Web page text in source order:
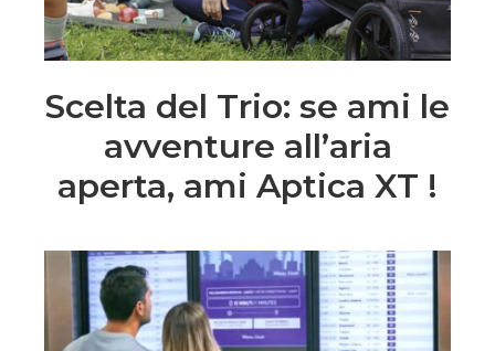
Scelta del Trio: se ami le
avventure all’aria
aperta, ami Aptica XT !